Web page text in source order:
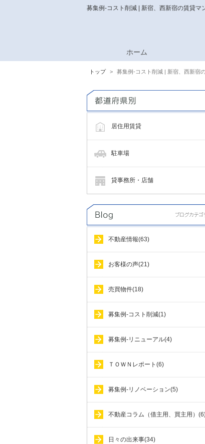
募集例-コスト削減 | 新宿、西新宿の賃貸
ホーム
トップ 募集例-コスト削減 | 新宿、西新宿
居住用賃貸
駐車場
貸事務所・店舗
不動産情報(63)
お客様の声(21)
売買物件(18)
募集例-コスト削減(1)
募集例-リニューアル(4)
ＴＯＷＮレポート(6)
募集例-リノベーション(5)
不動産コラム（借主用、買主用）
日々の出来事(34)